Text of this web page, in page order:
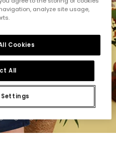
3 4 5
analyze site usage,
Settings
All
Cookies